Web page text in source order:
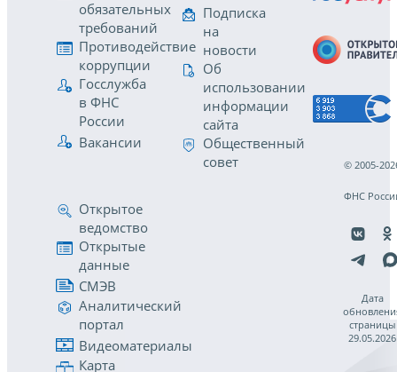
обязательных
требований
Противодействие
коррупции
Госслужба
в ФНС
России
Вакансии
Подписка
на
новости
Об
использовании
информации
сайта
Общественный
совет
Открытое
ведомство
Открытые
данные
СМЭВ
Аналитический
портал
Видеоматериалы
Карта
© 2005-
ФНС
Дата
страницы
29.05.2026